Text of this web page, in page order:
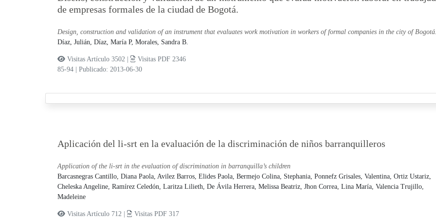
de empresas formales de la ciudad de Bogotá.
Design, construction and validation of an instrument that evaluates work motivation in workers of formal companies in the city of
Díaz, Julián, Díaz, María P, Morales, Sandra B.
Visitas Artículo 3502 |
Visitas PDF 2346
85-94 | Publicado: 2013-06-30
Aplicación del li-srt en la evaluación de la discriminación de niños barranquilleros
Application of the li-srt in the evaluation of discrimination in barranquilla’s children
Barcasnegras Cantillo, Diana Paola, Avilez Barros, Elides Paola, Bermejo Colina, Stephania, Ponnefz Grisales, Valentina, Ortiz Ustariz,
Cheleska Angeline, Ramírez Celedón, Laritza Lilieth, De Ávila Herrera, Melissa Beatriz, Jhon Correa, Lina María, Valencia Trujillo,
Madeleine
Visitas Artículo 712 | Visitas PDF 317